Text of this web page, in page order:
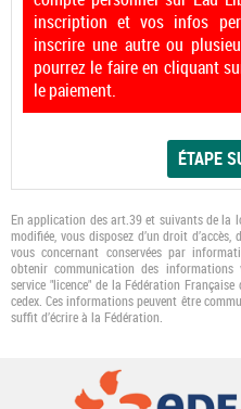
inscription et vos infos
inscrire une autre ou
pourrez le faire en cliquant
le paiement.
En application des art.39 et suivants de la
modifiée, vous disposez d’un droit
vous concernant conservées par
obtenir communication des informations
service "licence" de la Fédération
cedex. Ces informations peuvent être
suﬃt d’écrire à la Fédération.